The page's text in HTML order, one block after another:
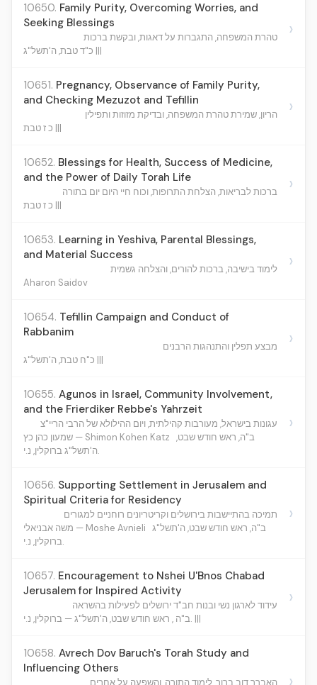
10650. Family Purity, Overcoming Worries, and
Seeking Blessings
טהרת המשפחה, התגברות על דאגות, ובקשת ברכות
כ"ד טבת, ה'תשל"ג |||
›
10651. Pregnancy, Observance of Family Purity,
and Checking Mezuzot and Tefillin
הריון, שמירת טהרת המשפחה, ובדיקת מזוזות ותפילין
כ ז טבת |||
›
10652. Blessings for Health, Success of Medicine,
and the Power of Daily Torah Life
ברכות לבריאות, הצלחת התרופות, וכוח חיי היום יום בתורה
כ ז טבת |||
›
10653. Learning in Yeshiva, Parental Blessings,
and Material Success
לימוד בישיבה, ברכות להורים, והצלחה גשמית
Aharon Saidov
›
10654. Tefillin Campaign and Conduct of
Rabbanim
מבצע תפלין והתנהגות הרבנים
כ"ח טבת, ה'תשל"ג |||
›
10655. Agunos in Israel, Community Involvement,
and the Frierdiker Rebbe's Yahrzeit
עגונות בישראל, מעורבות קהילתית, ויום ההילולא של הרבי הריי"צ
שמעון כהן כץ — Shimon Kohen Katz ב"ה, ראש חודש שבט,
ה'תשל"ג ברוקלין, נ.י.
›
10656. Supporting Settlement in Jerusalem and
Spiritual Criteria for Residency
תמיכה בהתיישבות בירושלים וקריטריונים רוחניים למגורים
משה אבניאלי — Moshe Avnieli ב"ה, ראש חודש שבט, ה'תשל"ג
ברוקלין, נ.י.
›
10657. Encouragement to Nshei U'Bnos Chabad
Jerusalem for Inspired Activity
עידוד לארגון נשי ובנות חב"ד ירושלים לפעילות בהשראה
ב"ה , ראש חודש שבט, ה'תשל"ג — ברוקלין, נ.י. |||
›
10658. Avrech Dov Baruch's Torah Study and
Influencing Others
האברך דוב ברוך, לימוד התורה, והשפעה על אחרים